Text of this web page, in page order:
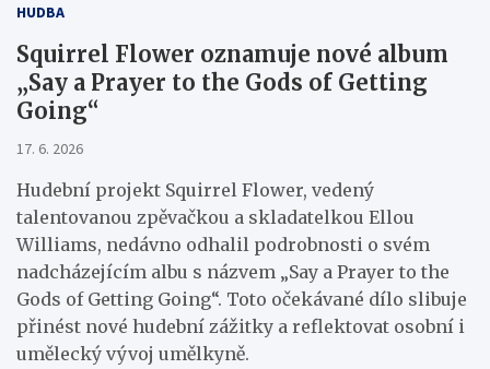
HUDBA
Squirrel Flower oznamuje nové album
„Say a Prayer to the Gods of Getting
Going“
17. 6. 2026
Hudební projekt Squirrel Flower, vedený
talentovanou zpěvačkou a skladatelkou Ellou
Williams, nedávno odhalil podrobnosti o svém
nadcházejícím albu s názvem „Say a Prayer to the
Gods of Getting Going“. Toto očekávané dílo slibuje
přinést nové hudební zážitky a reflektovat osobní i
umělecký vývoj umělkyně.